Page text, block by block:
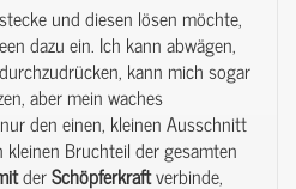
und diesen lösen möchte,
dazu ein. Ich kann abwägen,
kann mich sogar
aber mein waches
den einen, kleinen Ausschnitt
kleinen Bruchteil der gesamten
derSchöpferkraftverbinde,